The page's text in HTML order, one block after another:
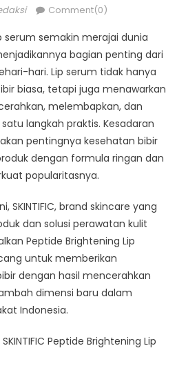
Comment(0)
serum semakin merajai dunia
bagian penting dari
hari. Lip serum tidak hanya
biasa, tetapi juga menawarkan
melembapkan, dan
langkah praktis. Kesadaran
pentingnya kesehatan bibir
dengan formula ringan dan
popularitasnya.
SKINTIFIC, brand skincare yang
dan solusi perawatan kulit
Peptide Brightening Lip
untuk memberikan
dengan hasil mencerahkan
dimensi baru dalam
Indonesia.
Peptide Brightening Lip